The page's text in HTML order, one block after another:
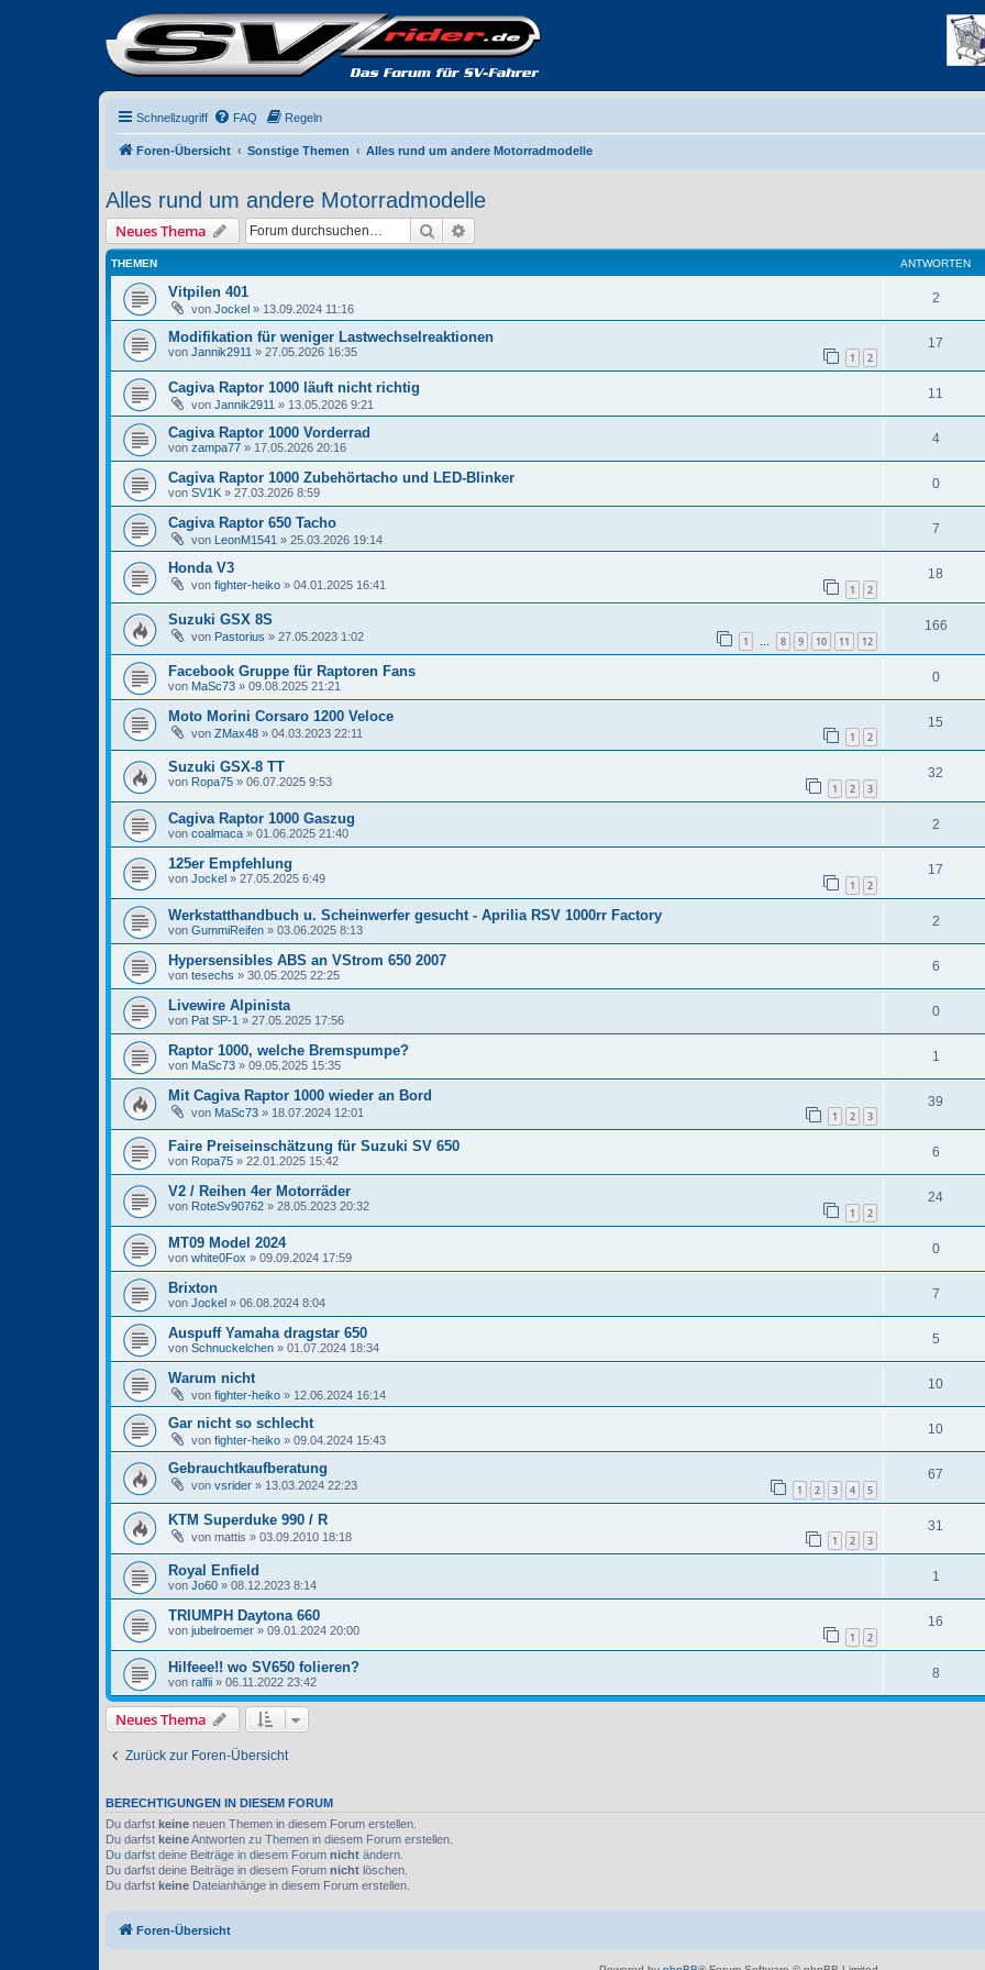
Schnellzugriff FAQ Regeln
Foren-Übersicht Sonstige Themen Alles rund um andere Motorradmodelle
Alles rund um andere Motorradmodelle
Neues Thema Suche
THEMEN ANTWORTEN
Vitpilen 401
von Jockel » 13.09.2024 11:16
2
Modifikation für weniger Lastwechselreaktionen
von Jannik2911 » 27.05.2026 16:35 1 2
17
Cagiva Raptor 1000 läuft nicht richtig
von Jannik2911 » 13.05.2026 9:21
11
Cagiva Raptor 1000 Vorderrad
von zampa77 » 17.05.2026 20:16
4
Cagiva Raptor 1000 Zubehörtacho und LED-Blinker
von SV1K » 27.03.2026 8:59
0
Cagiva Raptor 650 Tacho
von LeonM1541 » 25.03.2026 19:14
7
Honda V3
von fighter-heiko » 04.01.2025 16:41 1 2
18
Suzuki GSX 8S
von Pastorius » 27.05.2023 1:02 1 … 8 9 10 11 12
166
Facebook Gruppe für Raptoren Fans
von MaSc73 » 09.08.2025 21:21
0
Moto Morini Corsaro 1200 Veloce
von ZMax48 » 04.03.2023 22:11 1 2
15
Suzuki GSX-8 TT
von Ropa75 » 06.07.2025 9:53 1 2 3
32
Cagiva Raptor 1000 Gaszug
von coalmaca » 01.06.2025 21:40
2
125er Empfehlung
von Jockel » 27.05.2025 6:49 1 2
17
Werkstatthandbuch u. Scheinwerfer gesucht - Aprilia RSV 1000rr Factory
von GummiReifen » 03.06.2025 8:13
2
Hypersensibles ABS an VStrom 650 2007
von tesechs » 30.05.2025 22:25
6
Livewire Alpinista
von Pat SP-1 » 27.05.2025 17:56
0
Raptor 1000, welche Bremspumpe?
von MaSc73 » 09.05.2025 15:35
1
Mit Cagiva Raptor 1000 wieder an Bord
von MaSc73 » 18.07.2024 12:01 1 2 3
39
Faire Preiseinschätzung für Suzuki SV 650
von Ropa75 » 22.01.2025 15:42
6
V2 / Reihen 4er Motorräder
von RoteSv90762 » 28.05.2023 20:32 1 2
24
MT09 Model 2024
von white0Fox » 09.09.2024 17:59
0
Brixton
von Jockel » 06.08.2024 8:04
7
Auspuff Yamaha dragstar 650
von Schnuckelchen » 01.07.2024 18:34
5
Warum nicht
von fighter-heiko » 12.06.2024 16:14
10
Gar nicht so schlecht
von fighter-heiko » 09.04.2024 15:43
10
Gebrauchtkaufberatung
von vsrider » 13.03.2024 22:23 1 2 3 4 5
67
KTM Superduke 990 / R
von mattis » 03.09.2010 18:18 1 2 3
31
Royal Enfield
von Jo60 » 08.12.2023 8:14
1
TRIUMPH Daytona 660
von jubelroemer » 09.01.2024 20:00 1 2
16
Hilfeee!! wo SV650 folieren?
von ralfii » 06.11.2022 23:42
8
Neues Thema
Zurück zur Foren-Übersicht
BERECHTIGUNGEN IN DIESEM FORUM
Du darfst keine neuen Themen in diesem Forum erstellen.
Du darfst keineAntworten zu Themen in diesem Forum erstellen.
Du darfst deine Beiträge in diesem Forum nicht ändern.
Du darfst deine Beiträge in diesem Forum nicht löschen.
Du darfst keine Dateianhänge in diesem Forum erstellen.
Foren-Übersicht